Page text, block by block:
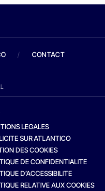
/ CONTACT
LEGALES
SUR ATLANTICO
DES COOKIES
DE CONFIDENTIALITE
D’ACCESSIBILITE
RELATIVE AUX COOKIES